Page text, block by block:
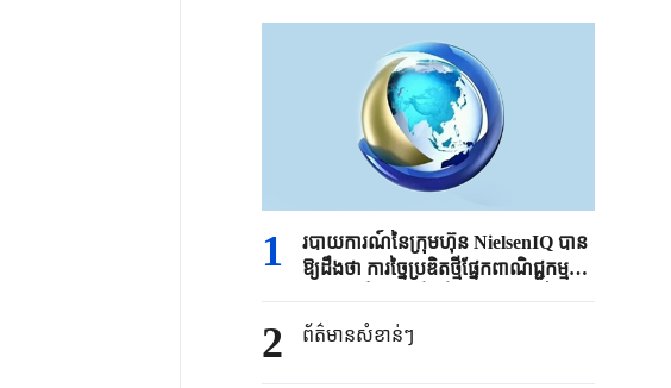
1
របាយការណ៍នៃក្រុមហ៊ុន NielsenIQ បាន
ឱ្យដឹងថា ការច្នៃប្រឌិតថ្មីផ្នែកពាណិជ្ជកម្ម
មុខរបរលក់រាយសកល
2 ព័ត៌មានសំខាន់ៗ​